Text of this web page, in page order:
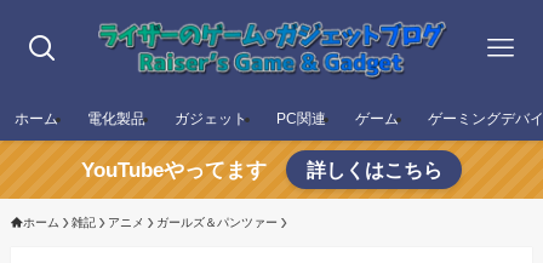
ホーム 電化製品 ガジェット PC関連 ゲーム ゲーミングデバ
YouTubeやってます 詳しくはこちら
ホーム 雑記 アニメ ガールズ＆パンツァー